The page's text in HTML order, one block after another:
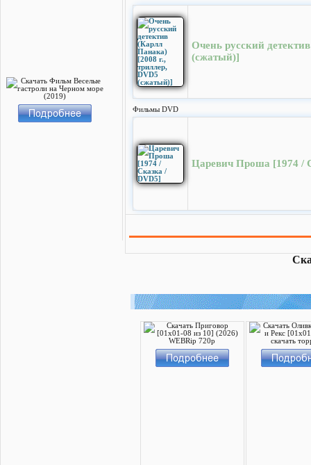
Очень русский
(сжатый)]
Фильмы DVD
Царевич Проша [1974 /